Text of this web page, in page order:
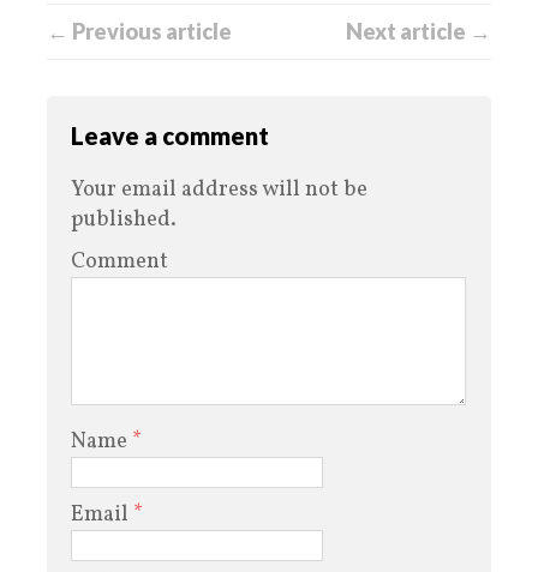
← Previous article Next article →
Leave a comment
Your email address will not be
published.
Comment
Name *
Email *